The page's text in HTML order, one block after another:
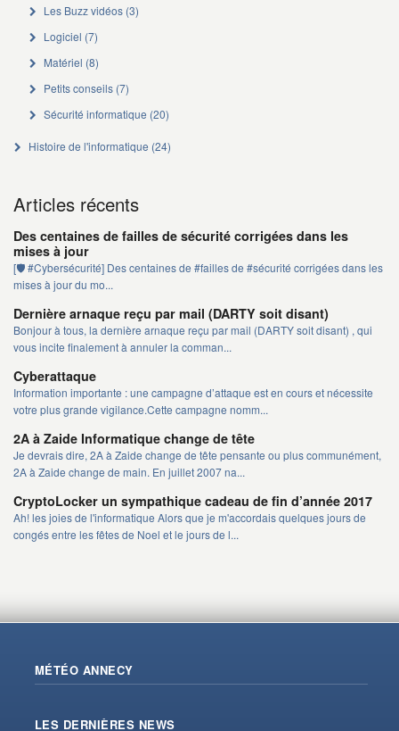
Les Buzz vidéos(3)
Logiciel (7)
Matériel (8)
Petits conseils(7)
Sécurité informatique (20)
Histoire de l'informatique (24)
Articles récents
Des centaines de failles de sécurité corrigées dans les
mises à jour
[🛡️ #Cybersécurité] Des centaines de #failles de #sécurité corrigées dans les
mises à jour du mo...
Dernière arnaque reçu par mail (DARTY soit disant)
Bonjour à tous, la dernière arnaque reçu par mail (DARTY soit disant) , qui
vous incite finalement à annuler la comman...
Cyberattaque
Information importante : une campagne d’attaque est en cours et nécessite
votre plus grande vigilance.Cette campagne nomm...
2A à Zaide Informatique change de tête
Je devrais dire, 2A à Zaide change de tête pensante ou plus communément,
2A à Zaide change de main. En juillet 2007 na...
CryptoLocker un sympathique cadeau de fin d’année 2017
Ah! les joies de l'informatique Alors que je m'accordais quelques jours de
congés entre les fêtes de Noel et le jours de l...
MÉTÉO ANNECY
LES DERNIÈRES NEWS